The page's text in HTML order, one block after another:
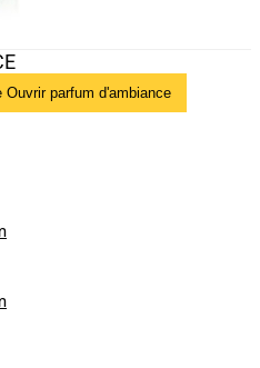
Ouvrir parfum d'ambiance